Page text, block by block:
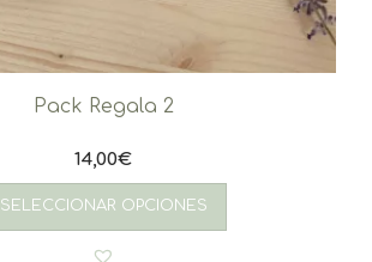
Pack Regala 2
14,00€
SELECCIONAR OPCIONES